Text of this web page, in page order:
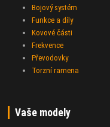
Bojový systém
Funkce a díly
Kovové části
Frekvence
Převodovky
Torzní ramena
Vaše modely